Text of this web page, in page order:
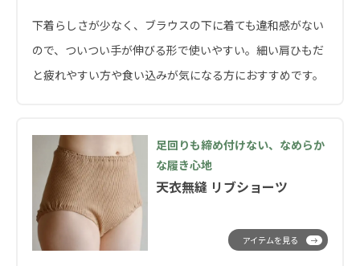
下着らしさが少なく、ブラウスの下に着ても違和感がない
ので、ついつい手が伸びる形で使いやすい。細い肩ひもだ
と疲れやすい方や食い込みが気になる方におすすめです。
天衣無縫 リブショーツ
足回りも締め付けない、なめらか
な履き心地
アイテムを見る